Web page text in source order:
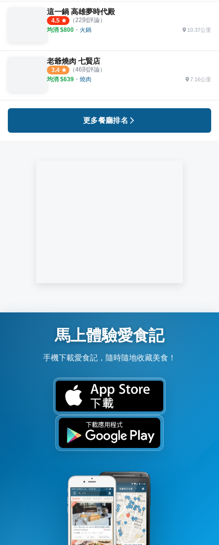
這一鍋 高雄夢時代殿
4.5 （22則評論）
均消 $800 ・ 火鍋 10.37公里
老爺燒肉 七賢店
3.4 （46則評論）
均消 $639 ・ 燒肉 7.16公里
更多餐廳排名
馬上體驗愛食記
手機下載愛食記，隨時隨地收藏美食！